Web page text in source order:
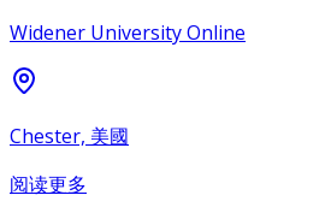
Widener University Online
Chester, 美國
阅读更多